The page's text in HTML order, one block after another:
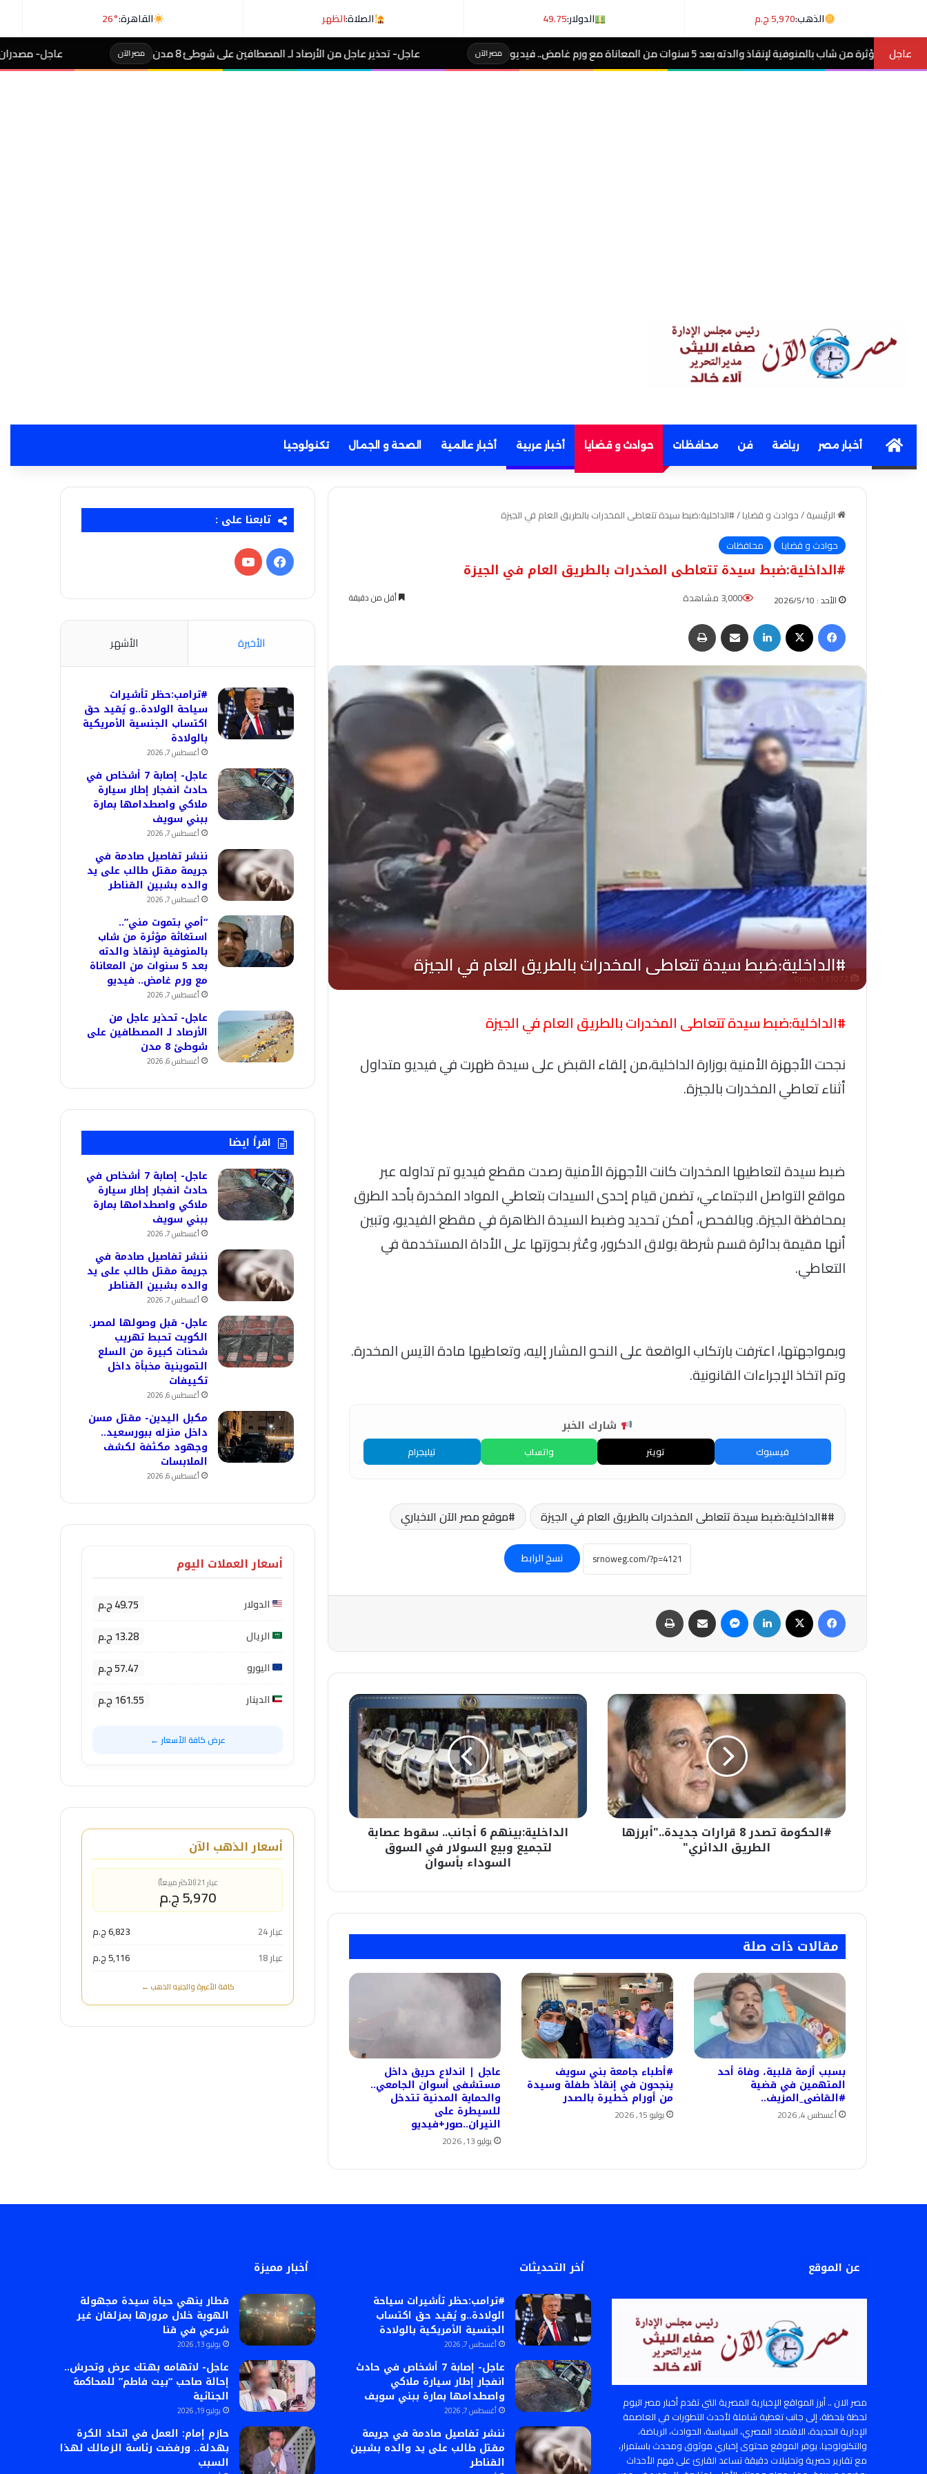
الذهب:5,970 ج.م الدولار:49.75 الصلاة:الظهر القاهرة:26°
عاجل
5 سنوات من المعاناة مع ورم غامض.. فيديو مصر الآن عاجل- تحذير عاجل من الأرصاد لـ المصطافين على شوطئ 8 مدن مصر الآن عاجل- مصدران لـ«رويترز»: السعودية
Homeأخبار مصر رياضة فن محافظات حوادث و قضايا أخبار عربية أخبار عالمية الصحة و الجمال تكنولوجيا
الرئيسية/حوادث و قضايا/#الداخلية:ضبط سيدة تتعاطى المخدرات بالطريق العام في الجيزة
حوادث و قضايا
محافظات
#الداخلية:ضبط سيدة تتعاطى المخدرات بالطريق العام في الجيزة
الأحد : 2026/5/10 أقل من دقيقة
3,000 مشاهدة
فيسبوك
لينكدإن مشاركة عبر البريد
#الداخلية:ضبط سيدة تتعاطى المخدرات بالطريق العام في الجيزة
نجحت الأجهزة الأمنية بوزارة الداخلية،من إلقاء القبض على سيدة ظهرت في فيديو متداول
أثناء تعاطي المخدرات بالجيزة.
ضبط سيدة لتعاطيها المخدرات كانت الأجهزة الأمنية رصدت مقطع فيديو تم تداوله عبر
مواقع التواصل الاجتماعي، تضمن قيام إحدى السيدات بتعاطي المواد المخدرة بأحد الطرق
بمحافظة الجيزة. وبالفحص، أمكن تحديد وضبط السيدة الظاهرة في مقطع الفيديو، وتبين
أنها مقيمة بدائرة قسم شرطة بولاق الدكرور، وعُثر بحوزتها على الأداة المستخدمة في
التعاطي.
وبمواجهتها، اعترفت بارتكاب الواقعة على النحو المشار إليه، وتعاطيها مادة الآيس المخدرة.
وتم اتخاذ الإجراءات القانونية.
شارك الخبر
فيسبوك تويتر واتساب تيليجرام
#الداخلية:ضبط سيدة تتعاطى المخدرات بالطريق العام في الجيزة موقع مصر الآن الاخباري
نسخ الرابط
فيسبوك لينكدإن ماسنجر مشاركة عبر البريد
#الحكومة
تصدر
8
قرارات
جديدة.."أبرزها
الطريق
الدائري"
#الحكومة تصدر 8 قرارات جديدة.."أبرزها
الطريق الدائري"
الداخلية:بينهم
6
أجانب..
سقوط
عصابة
السولار
في
السوق
الداخلية:بينهم 6 أجانب.. سقوط عصابة
لتجميع وبيع السولار في السوق
السوداء بأسوان
مقالات ذات صلة
بسبب أزمة قلبية، وفاة أحد
المتهمين في قضية
#القاضى_المزيف..
أغسطس 4, 2026
#أطباء جامعة بني سويف
ينجحون في إنقاذ طفلة وسيدة
من أورام خطيرة بالصدر
يوليو 15, 2026
عاجل | اندلاع حريق داخل
مستشفى أسوان الجامعي..
والحماية المدنية تتدخل
للسيطرة على
النيران..صور+فيديو
يوليو 13, 2026
تابعنا على :
فيسبوك‫YouTube
الأخيرة الأشهر
#ترامب:حظر تأشيرات
سياحة الولادة..و يُقيد حق
اكتساب الجنسية الأمريكية
بالولادة
أغسطس 7, 2026
عاجل- إصابة 7 أشخاص في
حادث انفجار إطار سيارة
ملاكي واصطدامها بمارة
ببني سويف
أغسطس 7, 2026
ننشر تفاصيل صادمة في
جريمة مقتل طالب على يد
والده بشبين القناطر
أغسطس 7, 2026
“أمي بتموت مني”..
استغاثة مؤثرة من شاب
بالمنوفية لإنقاذ والدته
بعد 5 سنوات من المعاناة
مع ورم غامض.. فيديو
أغسطس 7, 2026
عاجل- تحذير عاجل من
الأرصاد لـ المصطافين على
شوطئ 8 مدن
أغسطس 6, 2026
اقرأ ايضا
عاجل- إصابة 7 أشخاص في
حادث انفجار إطار سيارة
ملاكي واصطدامها بمارة
ببني سويف
أغسطس 7, 2026
ننشر تفاصيل صادمة في
جريمة مقتل طالب على يد
والده بشبين القناطر
أغسطس 7, 2026
عاجل- قبل وصولها لمصر.
الكويت تحبط تهريب
شحنات كبيرة من السلع
التموينية مخبأة داخل
تكييفات
أغسطس 6, 2026
مكبل اليدين- مقتل مسن
داخل منزله ببورسعيد..
وجهود مكثفة لكشف
الملابسات
أغسطس 6, 2026
أسعار العملات اليوم
الدولار 49.75 ج.م
الريال 13.28 ج.م
اليورو 57.47 ج.م
الدينار 161.55 ج.م
عرض كافة الأسعار ←
أسعار الذهب الآن
عيار 21 (الأكثر مبيعاً)
5,970 ج.م
عيار 24
6,823 ج.م
عيار 18
5,116 ج.م
كافة الأعيرة والجنيه الذهب ←
عن الموقع
مصر الان .. أبرز المواقع الإخبارية المصرية التي تقدم أخبار مصر اليوم
لحظة بلحظة، إلى جانب تغطية شاملة لأحدث التطورات في العاصمة
الإدارية الجديدة، الاقتصاد المصري، السياسة، الحوادث، الرياضة،
والتكنولوجيا. يوفر الموقع محتوى إخباري موثوق ومحدث باستمرار،
مع تقارير حصرية وتحليلات دقيقة تساعد القارئ على فهم الأحداث
أخر التحديثات
#ترامب:حظر تأشيرات سياحة
الولادة..و يُقيد حق اكتساب
الجنسية الأمريكية بالولادة
أغسطس 7, 2026
عاجل- إصابة 7 أشخاص في حادث
انفجار إطار سيارة ملاكي
واصطدامها بمارة ببني سويف
أغسطس 7, 2026
ننشر تفاصيل صادمة في جريمة
مقتل طالب على يد والده بشبين
القناطر
أخبار مميزة
قطار ينهي حياة سيدة مجهولة
الهوية خلال مرورها بمزلقان غير
شرعي في قنا
يوليو 13, 2026
عاجل- لاتهامه بهتك عرض وتحرش..
إحالة صاحب “بيت فاطم” للمحاكمة
الجنائية
يوليو 19, 2026
حازم إمام: العمل في اتحاد الكرة
بهدلة.. ورفضت رئاسة الزمالك لهذا
السبب